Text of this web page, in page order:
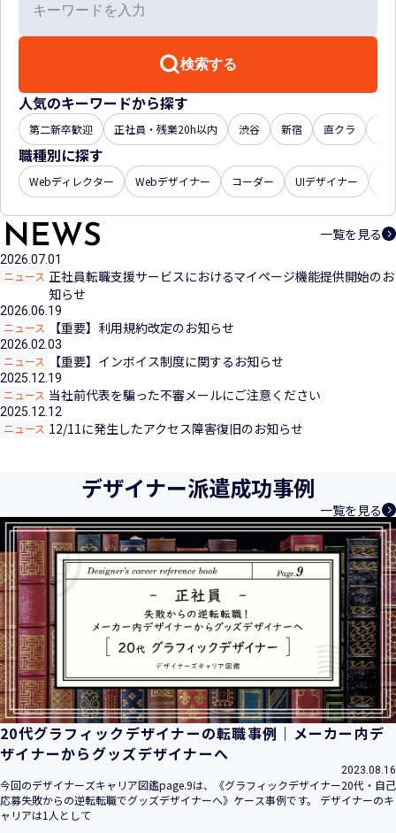
検索する
人気のキーワードから探す
第二新卒歓迎 正社員・残業20h以内 渋谷 新宿 直クラ
職種別に探す
Webディレクター Webデザイナー コーダー UIデザイナー
一覧を見る
2026.07.01
ニュース 正社員転職支援サービスにおけるマイページ機能提供開始のお
知らせ
2026.06.19
ニュース 【重要】利用規約改定のお知らせ
2026.02.03
ニュース 【重要】インボイス制度に関するお知らせ
2025.12.19
ニュース 当社前代表を騙った不審メールにご注意ください
2025.12.12
ニュース 12/11に発生したアクセス障害復旧のお知らせ
デザイナー派遣成功事例
一覧を見る
20代グラフィックデザイナーの転職事例｜メーカー内デ
ザイナーからグッズデザイナーへ
2023.08.16
今回のデザイナーズキャリア図鑑page.9は、《グラフィックデザイナー20代・自己
応募失敗からの逆転転職でグッズデザイナーへ》ケース事例です。 デザイナーのキ
ャリアは1人として